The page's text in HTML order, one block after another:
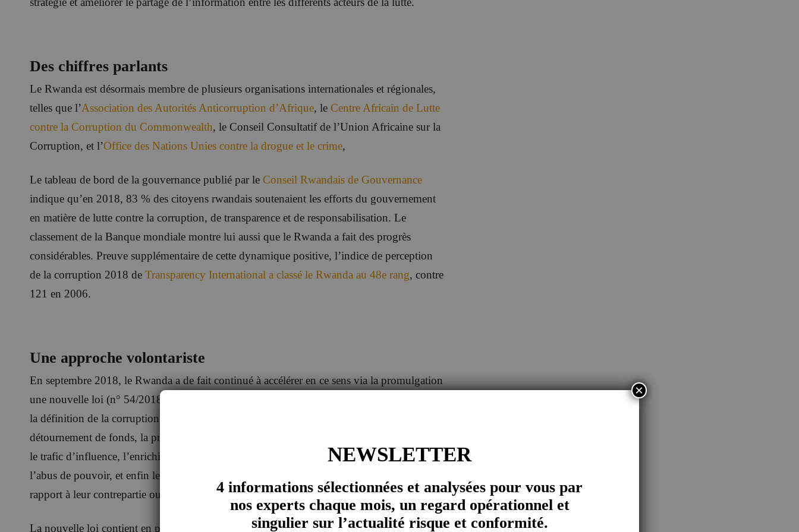
Des chiffres parlants
Le Rwanda est désormais membre de plusieurs organisations internationales et régionales,
telles que l’Association des Autorités Anticorruption d’Afrique, le Centre Africain de Lutte
contre la Corruption du Commonwealth, le Conseil Consultatif de l’Union Africaine sur la
Corruption, et l’Office des Nations Unies contre la drogue et le crime,
Le tableau de bord de la gouvernance publié par le Conseil Rwandais de Gouvernance
indique qu’en 2018, 83 % des citoyens rwandais soutenaient les efforts du gouvernement
en matière de lutte contre la corruption, de transparence et de responsabilisation. Le
classement de la Banque mondiale montre lui aussi que le Rwanda a fait des progrès
considérables. Preuve supplémentaire de cette dynamique positive, l’indice de perception
de la corruption 2018 de Transparency International a classé le Rwanda au 48e rang, contre
121 en 2006.
Une approche volontariste
En septembre 2018, le Rwanda a de fait continué à accélérer en ce sens via la promulgation
une nouvelle loi (n° 54/2018 du 13/08/2018) pour lutter contre la corruption. Elle a élargi
la définition de la corruption pour y inclure la corruption, la corruption sexuelle, le
détournement de fonds, la prise de décisions fondées sur le favoritisme, l’amitié ou la haine,
le trafic d’influence, l’enrichissement illicite, le détournement et l’abus de biens publics,
l’abus de pouvoir, et enfin le fait d’exiger ou de recevoir des sommes trop élevées par
rapport à leur contrepartie ou indues.
La nouvelle loi contient en particulier une disposition visant à encourager la dénonciation
NEWSLETTER
4 informations sélectionnées et analysées pour vous par
nos experts chaque mois, un regard opérationnel et
singulier sur l’actualité risque et conformité.
×